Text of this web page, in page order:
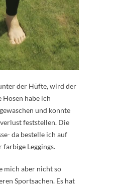
der Hüfte, wird der
Hosen habe ich
und konnte
feststellen. Die
da bestelle ich auf
farbige Leggings.
mich aber nicht so
Sportsachen. Es hat